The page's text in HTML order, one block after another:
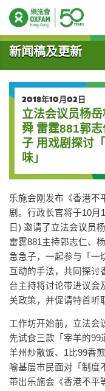
开始主要内容
新闻稿及更新
2018年10月02日
立法会议员杨
舜 雷霆881郭
子 用戏剧探讨
味」
乐施会刚发布《香港不
剧。行政长官将于10月
日) 邀请了立法会议员
雷霆881主持郭志仁、
急急子，一起参与「一
互动的手法，共同探讨
台主持将讨论带进议会
关政策，并促请特首听
工作坊开始前，立法会
先试食三款「宰羊的99
羊州炒散饭、1比99香
喻基层市民面对「制度
带出乐施会《香港不平